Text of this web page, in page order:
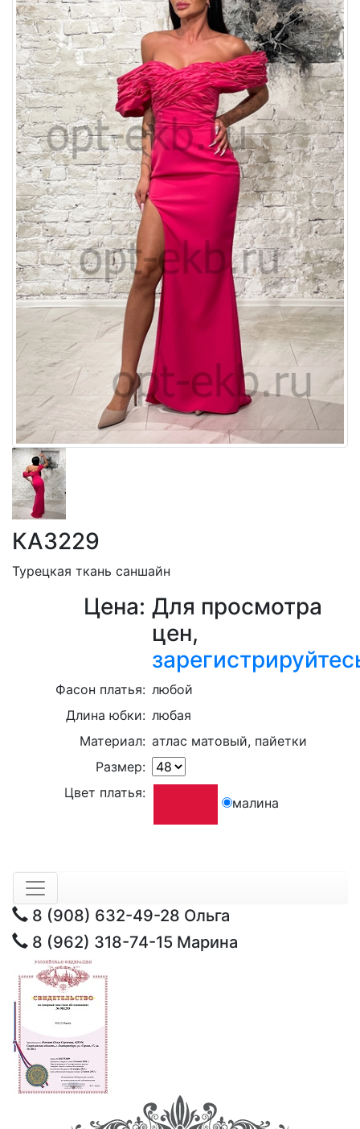
КА3229
Турецкая ткань саншайн
Цена: Для просмотра
цен,
Фасон платья: любой
Длина юбки: любая
Материал: aтлас матовый, пайетки
Размер:
Цвет платья:
малина
8 (908) 632-49-28 Ольга
8 (962) 318-74-15 Марина